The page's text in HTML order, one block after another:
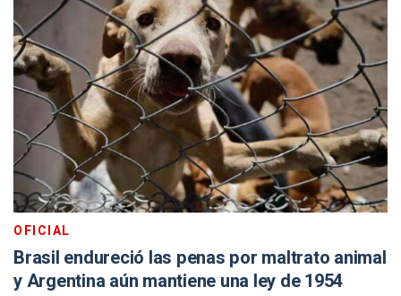
OFICIAL
Brasil endureció las penas por maltrato animal
y Argentina aún mantiene una ley de 1954